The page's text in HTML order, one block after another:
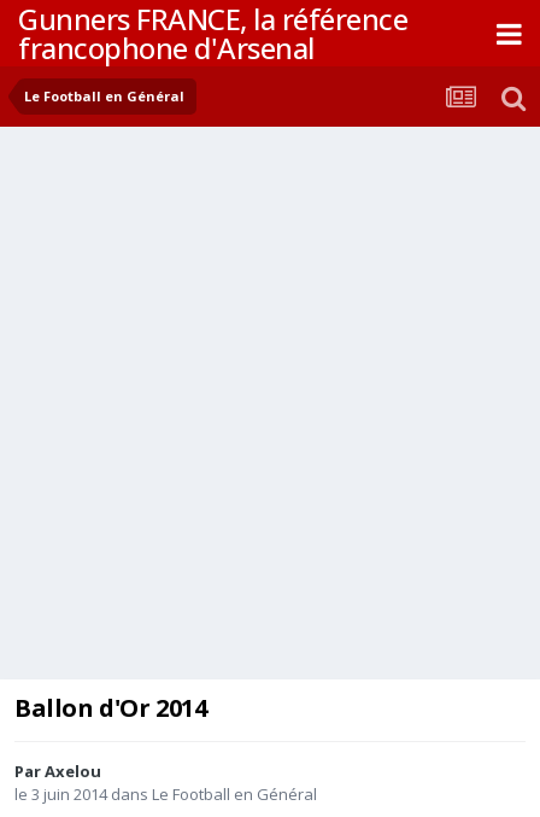
Gunners FRANCE, la référence
francophone d'Arsenal
Le Football en Général
Ballon d'Or 2014
ParAxelou
le 3 juin 2014dans Le Football en Général